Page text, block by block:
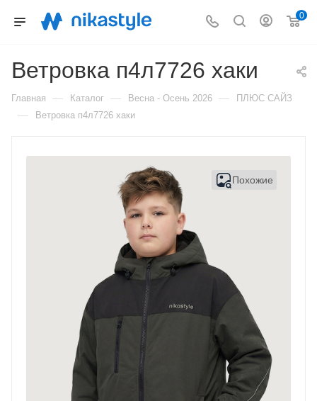
0
Ветровка п4л7726 хаки
Главная — Каталог — Весна - Осень 2026 — ПЛЮС САЙЗ
— Ветровка п4л7726 хаки
Похожие